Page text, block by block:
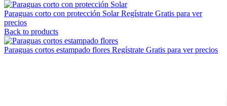
Paraguas corto con protección SolarRegístrate Gratis para ver
precios
Back to products
Paraguas cortos estampado flores Regístrate Gratis para ver precios